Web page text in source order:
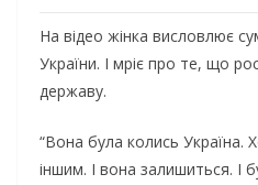
На відео жінка висловлює
України. І мріє про те, що
державу.
“Вона була колись Україна.
іншим. І вона залишиться. І